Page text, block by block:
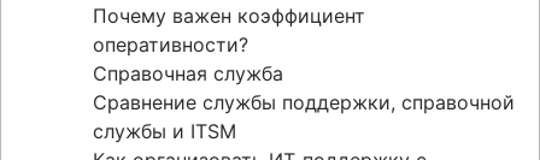
Почему важен коэффициент
оперативности?
Справочная служба
Сравнение службы поддержки, справочной
службы и ITSM